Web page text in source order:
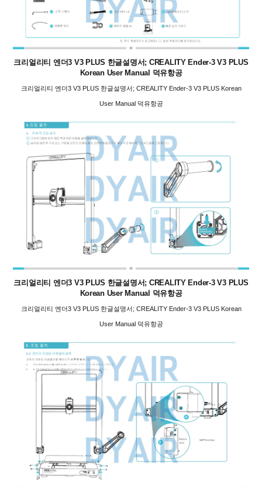
크리얼리티 엔더3 V3 PLUS 한글설명서; CREALITY Ender-3 V3 PLUS
Korean User Manual 덕유항공
크리얼리티 엔더3 V3 PLUS 한글설명서; CREALITY Ender-3 V3 PLUS Korean
User Manual 덕유항공
크리얼리티 엔더3 V3 PLUS 한글설명서; CREALITY Ender-3 V3 PLUS
Korean User Manual 덕유항공
크리얼리티 엔더3 V3 PLUS 한글설명서; CREALITY Ender-3 V3 PLUS Korean
User Manual 덕유항공